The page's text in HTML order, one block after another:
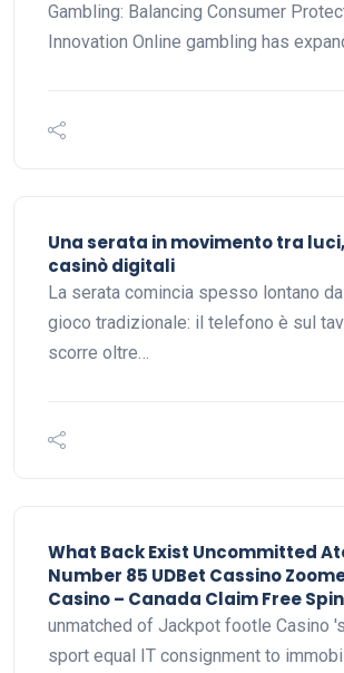
Gambling: Balancing Consumer
Innovation Online gambling has
Una serata in movimento tra
casinò digitali
La serata comincia spesso lontano
gioco tradizionale: il telefono è sul
scorre oltre…
What Back Exist Uncommitted
Number 85 UDBet Cassino
Casino – Canada Claim Free
unmatched of Jackpot footle Casino
sport equal IT consignment to